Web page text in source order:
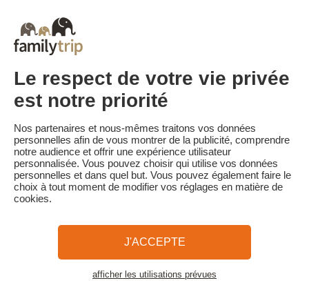
Tarif Flexible à J-8 :
Séjour annulable sans frais jusqu'à 8 jours de l'arrivée.
En cas d'annulation moins de 8 jours avant l'arrivée, 100% du
montant total du séjour est conservé.
Tarif Flexible à J-3 :
Séjour annulable sans frais jusqu'à 3 jours de l'arrivée.
En cas d'annulation moins de 3 jours avant l'arrivée, 100% du
montant total du séjour est conservé.
Familytrip vous conseille de souscrire l'assurance annulation de
son partenaire AREAS Assurances. Souscrivez au moment de la
réservation ou dans les 24h suivant votre réservation par
téléphone.
CGV et Charte de Confidentialité
La Presse parle de nous
Plan du site
Le respect de votre vie privée
est notre priorité
Nos partenaires et nous-mêmes traitons vos données
personnelles afin de vous montrer de la publicité, comprendre
notre audience et offrir une expérience utilisateur
personnalisée. Vous pouvez choisir qui utilise vos données
personnelles et dans quel but. Vous pouvez également faire le
choix à tout moment de modifier vos réglages en matière de
cookies.
J'ACCEPTE
afficher les utilisations prévues